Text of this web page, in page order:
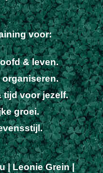
voor:
& leven.
organiseren.
tijd voor jezelf.
groei.
| Leonie Grein |